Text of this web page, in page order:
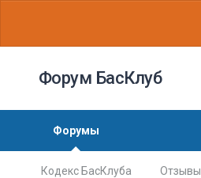
Форум БасКлуб
Форумы
Кодекс БасКлуба Отзывы